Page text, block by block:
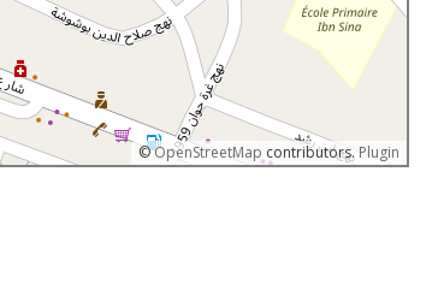
©OpenStreetMap contributors.Plugin